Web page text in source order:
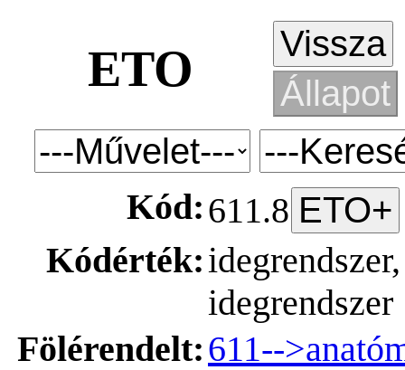
ETO
Kód:611.8
Kódérték:
idegrendszer
Fölérendelt:611--